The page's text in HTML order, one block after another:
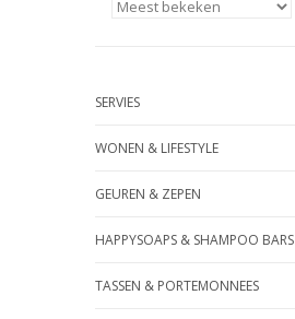
SERVIES
WONEN & LIFESTYLE
GEUREN & ZEPEN
HAPPYSOAPS & SHAMPOO BARS
TASSEN & PORTEMONNEES